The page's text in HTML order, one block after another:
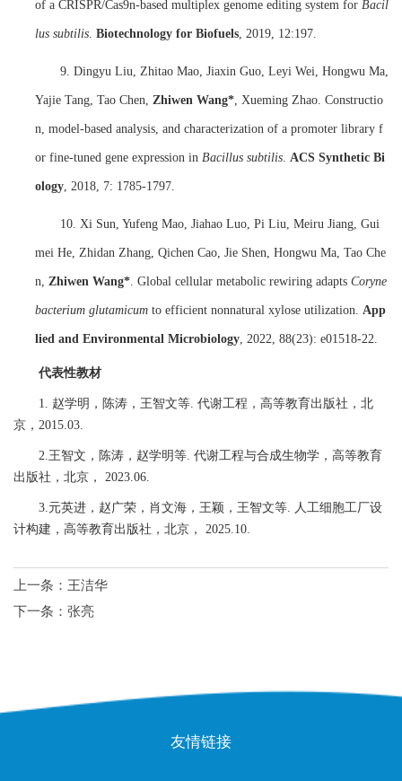
of a CRISPR/Cas9n-based multiplex genome editing system for Bacil
lus subtilis. Biotechnology for Biofuels, 2019, 12:197.
9. Dingyu Liu, Zhitao Mao, Jiaxin Guo, Leyi Wei, Hongwu Ma,
Yajie Tang, Tao Chen, Zhiwen Wang*, Xueming Zhao. Constructio
n, model-based analysis, and characterization of a promoter library f
or fine-tuned gene expression in Bacillus subtilis. ACS Synthetic Bi
ology, 2018, 7: 1785-1797.
10. Xi Sun, Yufeng Mao, Jiahao Luo, Pi Liu, Meiru Jiang, Gui
mei He, Zhidan Zhang, Qichen Cao, Jie Shen, Hongwu Ma, Tao Che
n, Zhiwen Wang*. Global cellular metabolic rewiring adapts Coryne
bacterium glutamicum to efficient nonnatural xylose utilization. App
lied and Environmental Microbiology, 2022, 88(23): e01518-22.
代表性教材
1. 赵学明，陈涛，王智文等. 代谢工程，高等教育出版社，北
京， 2015.03.
2.王智文，陈涛，赵学明等. 代谢工程与合成生物学，高等教育
出版社，北京， 2023.06.
3.元英进，赵广荣，肖文海，王颖，王智文等. 人工细胞工厂设
计构建，高等教育出版社，北京， 2025.10.
上一条： 王洁华
下一条： 张亮
友情链接